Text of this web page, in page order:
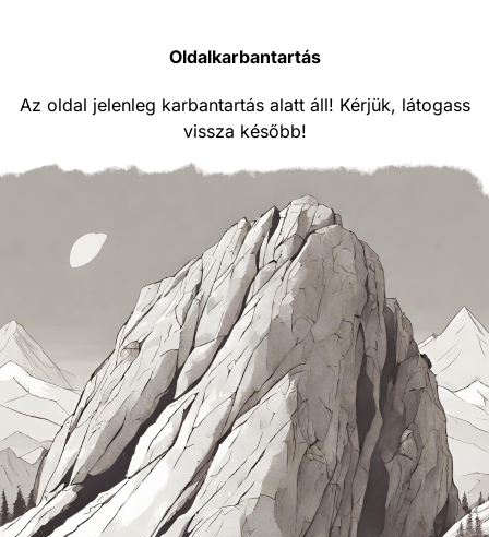
Oldalkarbantartás
Az oldal jelenleg karbantartás alatt áll! Kérjük, látogass
vissza később!